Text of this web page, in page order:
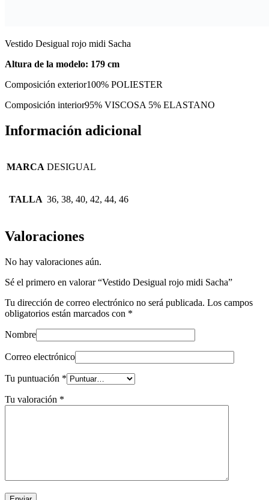
Vestido Desigual rojo midi Sacha
Altura de la modelo: 179 cm
Composición exterior100% POLIESTER
Composición interior95% VISCOSA 5% ELASTANO
Información adicional
MARCA DESIGUAL
TALLA 36, 38, 40, 42, 44, 46
Valoraciones
No hay valoraciones aún.
Sé el primero en valorar “Vestido Desigual rojo midi Sacha”
Tu dirección de correo electrónico no será publicada. Los campos
obligatorios están marcados con *
Nombre
Correo electrónico
Tu puntuación *
Tu valoración *